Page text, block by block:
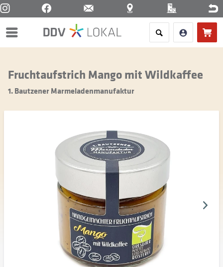
Menü
Fruchtaufstrich Mango mit Wildkaffee
1. Bautzener Marmeladenmanufaktur